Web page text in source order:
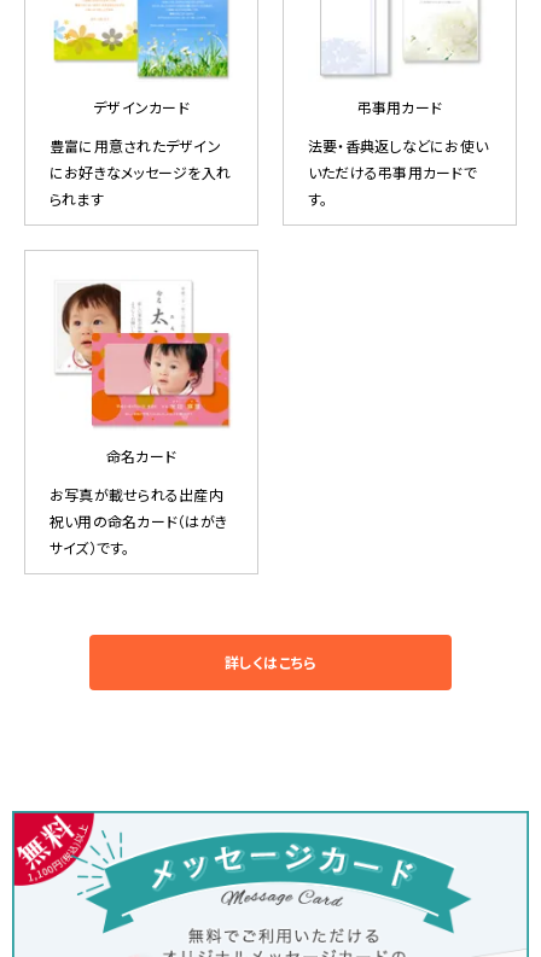
デザインカード
豊富に用意されたデザイン
にお好きなメッセージを入れ
られます
弔事用カード
法要・香典返しなどにお使い
いただける弔事用カードで
す。
命名カード
お写真が載せられる出産内
祝い用の命名カード（はがき
サイズ）です。
詳しくはこちら